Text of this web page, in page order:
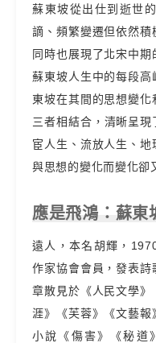
蘇東坡從出仕到逝世
謫、頻繁變遷但依然積
同時也展現了北宋中
蘇東坡人生中的每段
東坡在其間的思想變
三者相結合，清晰呈
宦人生、流放人生、
與思想的變化而變化卻
應是飛鴻：蘇東
遠人，本名胡輝，
作家協會會員，發表
章散見於《人民文學
涯》《芙蓉》《文藝
小說《傷害》《秘道